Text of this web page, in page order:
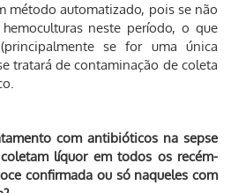
método automatizado, pois se não
neste período, o que
se for uma única
tratará de contaminação de coleta
com antibióticos na sepse
líquor em todos os recém-
confirmada ou só naqueles com